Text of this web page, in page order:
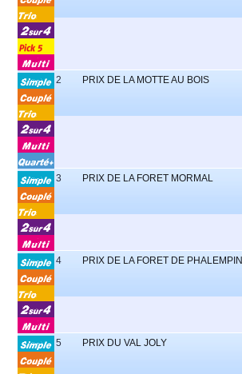
2 PRIX DE LA MOTTE AU BOIS
3 PRIX DE LA FORET MORMAL
4 PRIX DE LA FORET DE PHALEMPIN
5 PRIX DU VAL JOLY